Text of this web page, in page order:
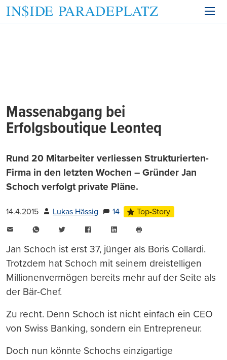
Massenabgang bei
Erfolgsboutique Leonteq
Rund 20 Mitarbeiter verliessen Strukturierten-
Firma in den letzten Wochen – Gründer Jan
Schoch verfolgt private Pläne.
14.4.2015 Lukas Hässig 14
Top-Story
WhatsAppTwitter FacebookLinkedIn
drucken
Jan Schoch ist erst 37, jünger als Boris Collardi.
Trotzdem hat Schoch mit seinem dreistelligen
Millionenvermögen bereits mehr auf der Seite als
der Bär-Chef.
Zu recht. Denn Schoch ist nicht einfach ein CEO
von Swiss Banking, sondern ein Entrepreneur.
Doch nun könnte Schochs einzigartige